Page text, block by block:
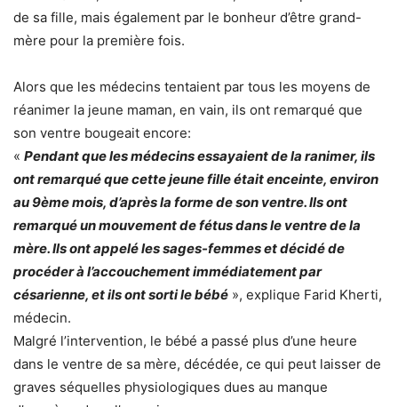
de sa fille, mais également par le bonheur d’être grand-
mère pour la première fois.
Alors que les médecins tentaient par tous les moyens de
réanimer la jeune maman, en vain, ils ont remarqué que
son ventre bougeait encore:
« Pendant que les médecins essayaient de la ranimer, ils
ont remarqué que cette jeune fille était enceinte, environ
au 9ème mois, d’après la forme de son ventre. Ils ont
remarqué un mouvement de fétus dans le ventre de la
mère. Ils ont appelé les sages-femmes et décidé de
procéder à l’accouchement immédiatement par
césarienne, et ils ont sorti le bébé », explique Farid Kherti,
médecin.
Malgré l’intervention, le bébé a passé plus d’une heure
dans le ventre de sa mère, décédée, ce qui peut laisser de
graves séquelles physiologiques dues au manque